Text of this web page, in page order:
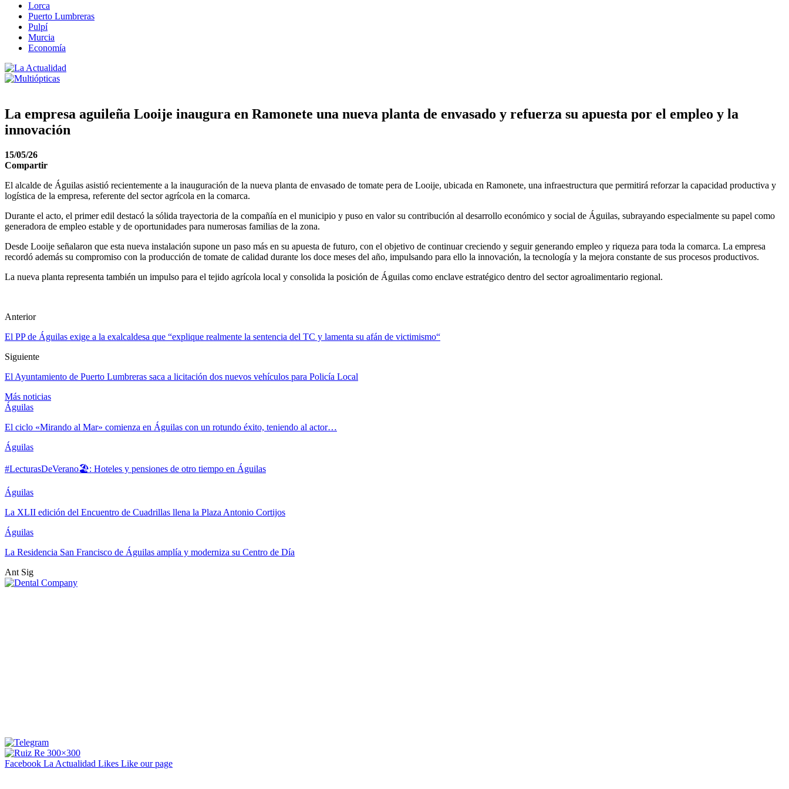
Lorca
Puerto Lumbreras
Pulpí
Murcia
Economía
La empresa aguileña Looije inaugura en Ramonete una nueva planta de envasado y refuerza su apuesta por el empleo y la
innovación
15/05/26
Compartir
El alcalde de Águilas asistió recientemente a la inauguración de la nueva planta de envasado de tomate pera de Looije, ubicada en Ramonete, una infraestructura que permitirá reforzar la capacidad productiva y
logística de la empresa, referente del sector agrícola en la comarca.
Durante el acto, el primer edil destacó la sólida trayectoria de la compañía en el municipio y puso en valor su contribución al desarrollo económico y social de Águilas, subrayando especialmente su papel como
generadora de empleo estable y de oportunidades para numerosas familias de la zona.
Desde Looije señalaron que esta nueva instalación supone un paso más en su apuesta de futuro, con el objetivo de continuar creciendo y seguir generando empleo y riqueza para toda la comarca. La empresa
recordó además su compromiso con la producción de tomate de calidad durante los doce meses del año, impulsando para ello la innovación, la tecnología y la mejora constante de sus procesos productivos.
La nueva planta representa también un impulso para el tejido agrícola local y consolida la posición de Águilas como enclave estratégico dentro del sector agroalimentario regional.
Anterior
El PP de Águilas exige a la exalcaldesa que “explique realmente la sentencia del TC y lamenta su afán de victimismo“
Siguiente
El Ayuntamiento de Puerto Lumbreras saca a licitación dos nuevos vehículos para Policía Local
Más noticias
Águilas
El ciclo «Mirando al Mar» comienza en Águilas con un rotundo éxito, teniendo al actor…
Águilas
#LecturasDeVerano🏖: Hoteles y pensiones de otro tiempo en Águilas
Águilas
La XLII edición del Encuentro de Cuadrillas llena la Plaza Antonio Cortijos
Águilas
La Residencia San Francisco de Águilas amplía y moderniza su Centro de Día
Ant Sig
Facebook La Actualidad Likes Like our page